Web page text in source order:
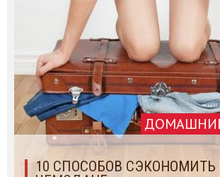
10 СПОСОБОВ СЭКОНОМИТЬ